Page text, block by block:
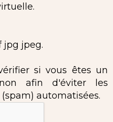
jpg jpeg.
si vous êtes un
afin d'éviter les
automatisées.